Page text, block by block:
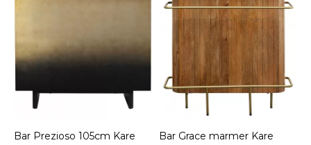
Bar Prezioso 105cm Kare
Bar Grace marmer Kare